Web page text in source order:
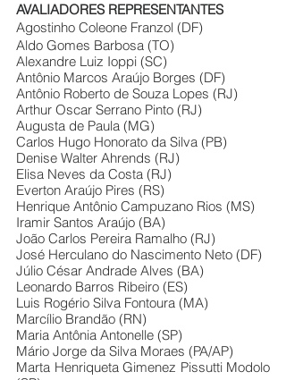
AVALIADORES REPRESENTANTES
Agostinho Coleone Franzol (DF)
Aldo Gomes Barbosa (TO)
Alexandre Luiz Ioppi (SC)
Antônio Marcos Araújo Borges (DF)
Antônio Roberto de Souza Lopes (RJ)
Arthur Oscar Serrano Pinto (RJ)
Augusta de Paula (MG)
Carlos Hugo Honorato da Silva (PB)
Denise Walter Ahrends (RJ)
Elisa Neves da Costa (RJ)
Everton Araújo Pires (RS)
Henrique Antônio Campuzano Rios (MS)
Iramir Santos Araújo (BA)
João Carlos Pereira Ramalho (RJ)
José Herculano do Nascimento Neto (DF)
Júlio César Andrade Alves (BA)
Leonardo Barros Ribeiro (ES)
Luis Rogério Silva Fontoura (MA)
Marcílio Brandão (RN)
Maria Antônia Antonelle (SP)
Mário Jorge da Silva Moraes (PA/AP)
Marta Henriqueta Gimenez Pissutti Modolo